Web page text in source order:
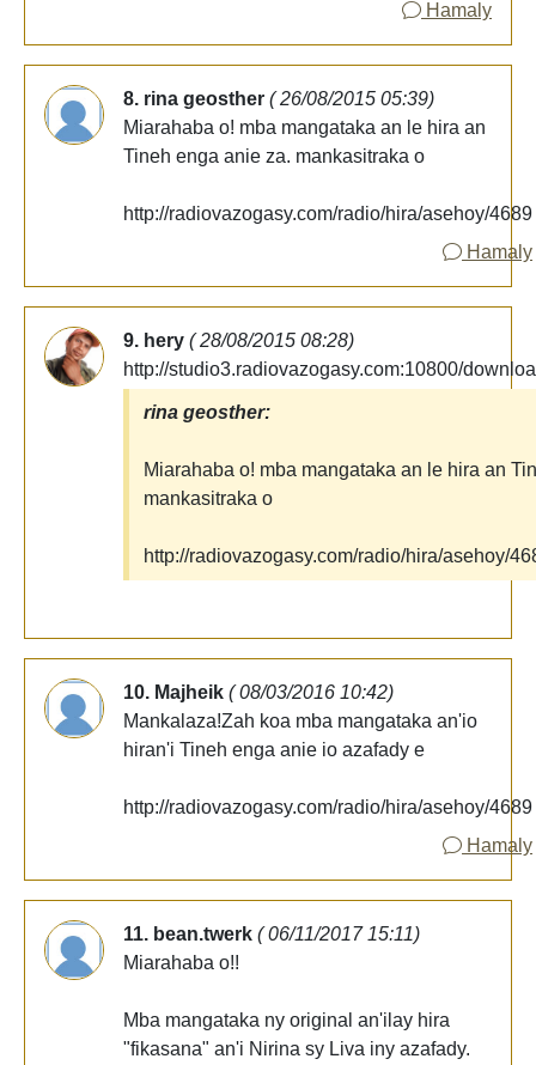
Hamaly
8. rina geosther ( 26/08/2015 05:39)
Miarahaba o! mba mangataka an le hira an
Tineh enga anie za. mankasitraka o
http://radiovazogasy.com/radio/hira/asehoy/4689
Hamaly
9. hery ( 28/08/2015 08:28)
http://studio3.radiovazogasy.com:10800/
rina geosther:
Miarahaba o! mba mangataka an le hira an
mankasitraka o
http://radiovazogasy.com/radio/hira/asehoy/
10. Majheik ( 08/03/2016 10:42)
Mankalaza!Zah koa mba mangataka an'io
hiran'i Tineh enga anie io azafady e
http://radiovazogasy.com/radio/hira/asehoy/4689
Hamaly
11. bean.twerk ( 06/11/2017 15:11)
Miarahaba o!!
Mba mangataka ny original an'ilay hira
"fikasana" an'i Nirina sy Liva iny azafady.